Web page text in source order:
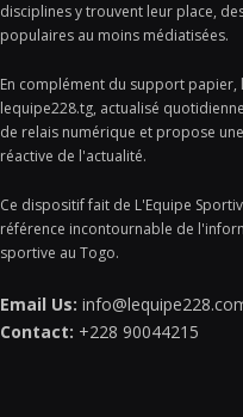
disciplines y trouvent leur place,
populaires au moins médiatisées.
En complément du support papier,
lequipe228.tg, actualisé
de relais numérique et propose
réactive de l'actualité.
Ce dispositif fait de L'Equipe
référence incontournable de
sportive au Togo.
Email Us:
Contact: +228 90044215